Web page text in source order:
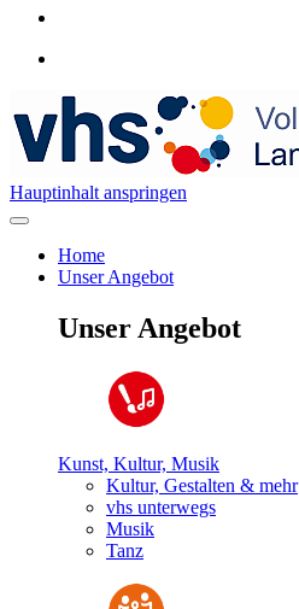
Hauptinhalt anspringen
Home
Unser Angebot
Unser Angebot
Kunst, Kultur, Musik
Kultur, Gestalten & mehr
vhs unterwegs
Musik
Tanz